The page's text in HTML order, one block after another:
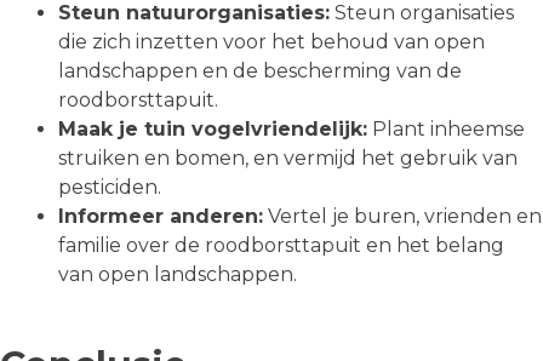
Steun natuurorganisaties: Steun organisaties
die zich inzetten voor het behoud van open
landschappen en de bescherming van de
roodborsttapuit.
Maak je tuin vogelvriendelijk: Plant inheemse
struiken en bomen, en vermijd het gebruik van
pesticiden.
Informeer anderen: Vertel je buren, vrienden en
familie over de roodborsttapuit en het belang
van open landschappen.